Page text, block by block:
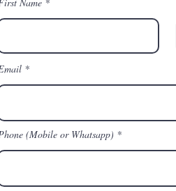
(Mobile or Whatsapp)